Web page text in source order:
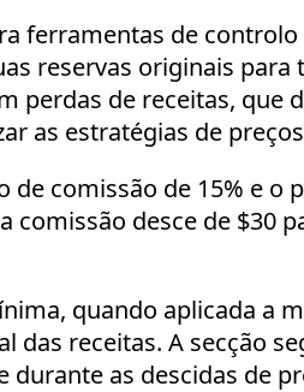
ferramentas de controlo
reservas originais
perdas de receitas, que
as estratégias de
comissão de 15% e o
comissão desce de $30
quando aplicada a
das receitas. A secção
as descidas de